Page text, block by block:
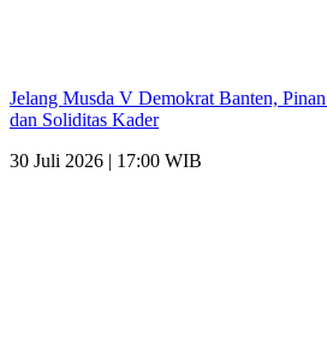
Jelang Musda V Demokrat Banten,
dan Soliditas Kader
30 Juli 2026 | 17:00 WIB